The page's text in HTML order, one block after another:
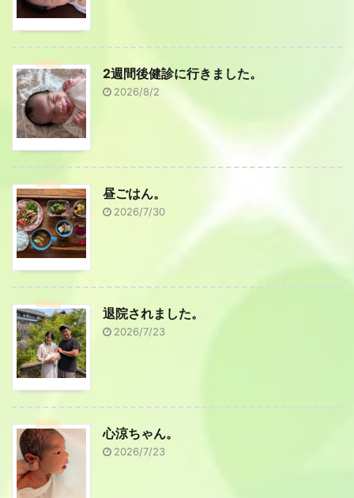
2週間後健診に行きました。
2026/8/2
昼ごはん。
2026/7/30
退院されました。
2026/7/23
心涼ちゃん。
2026/7/23